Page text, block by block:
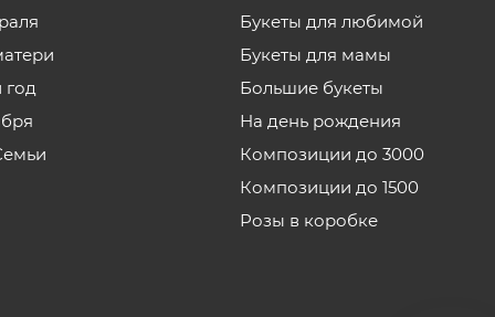
год
Букеты для любимой
Букеты для мамы
Большие букеты
На день рождения
Композиции до 3000
Композиции до 1500
Розы в коробке